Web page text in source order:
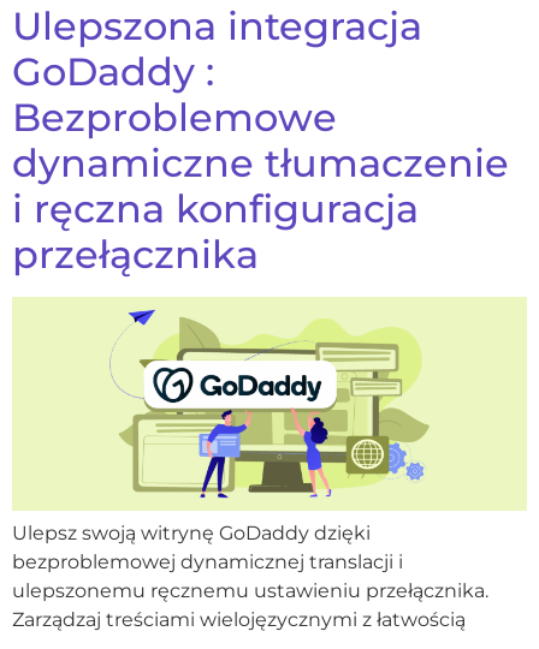
Ulepszona integracja
GoDaddy :
Bezproblemowe
dynamiczne tłumaczenie
i ręczna konfiguracja
przełącznika
Ulepsz swoją witrynę GoDaddy dzięki
bezproblemowej dynamicznej translacji i
ulepszonemu ręcznemu ustawieniu przełącznika.
Zarządzaj treściami wielojęzycznymi z łatwością